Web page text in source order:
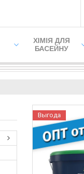
ХІМІЯ ДЛЯ
БАСЕЙНУ
Выгода